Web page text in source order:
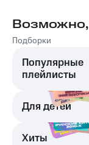
Возможно,
Подборки
Популярные
плейлисты
Для детей
Хиты